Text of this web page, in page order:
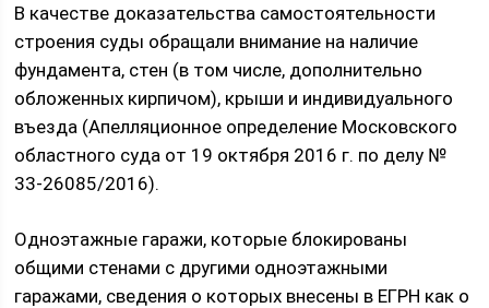
В качестве доказательства самостоятельности
строения суды обращали внимание на наличие
фундамента, стен (в том числе, дополнительно
обложенных кирпичом), крыши и индивидуального
въезда (Апелляционное определение Московского
областного суда от 19 октября 2016 г. по делу №
33-26085/2016).
Одноэтажные гаражи, которые блокированы
общими стенами с другими одноэтажными
гаражами, сведения о которых внесены в ЕГРН как о